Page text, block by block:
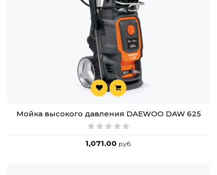
Мойка высокого давления DAEWOO DAW 625
1,071.00 руб.